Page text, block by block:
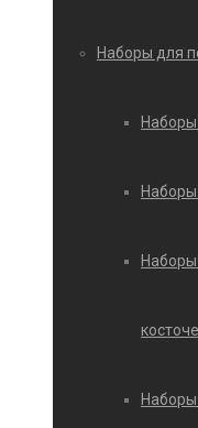
Наборы для
Наборы